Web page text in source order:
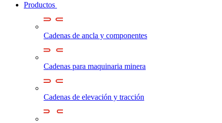
Productos
Cadenas de ancla y componentes
Cadenas para maquinaria minera
Cadenas de elevación y tracción